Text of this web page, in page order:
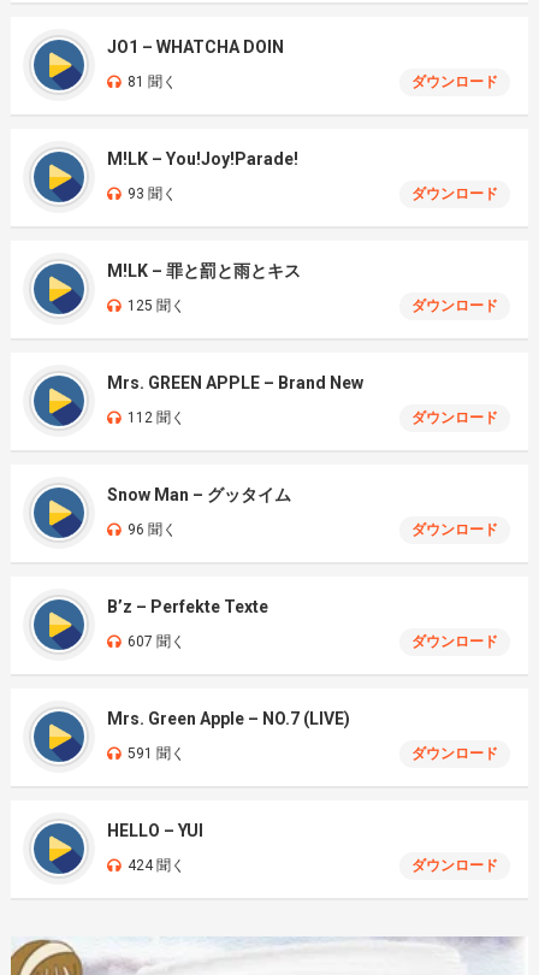
JO1 – WHATCHA DOIN
81 聞く ダウンロード
M!LK – You!Joy!Parade!
93 聞く ダウンロード
M!LK – 罪と罰と雨とキス
125 聞く ダウンロード
Mrs. GREEN APPLE – Brand New
112 聞く ダウンロード
Snow Man – グッタイム
96 聞く ダウンロード
B’z – Perfekte Texte
607 聞く ダウンロード
Mrs. Green Apple – NO.7 (LIVE)
591 聞く ダウンロード
HELLO – YUI
424 聞く ダウンロード